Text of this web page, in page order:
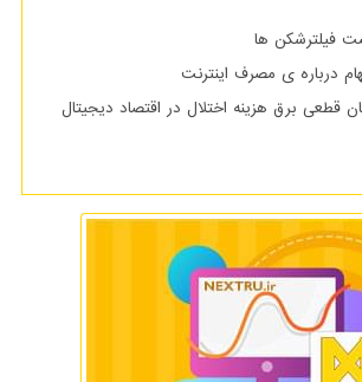
فیلترشکن ها
درباره ی مصرف اینترنت
قطعی برق هزینه اختلال در اقتصاد دیجیتال